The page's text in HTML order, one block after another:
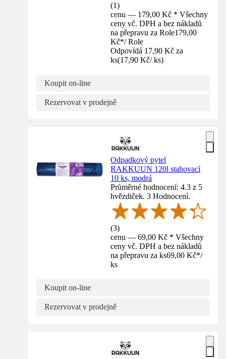
(1)
cenu — 179,00 Kč * Všechny
ceny vč. DPH a bez nákladů
na přepravu za Role179,00
Kč*/ Role
Odpovídá 17,90 Kč za
ks(17,90 Kč/ ks)
Koupit on-line
Rezervovat v prodejně
Odpadkový pytel
RAKKUUN 120l stahovací
10 ks, modrá
Průměrné hodnocení: 4.3 z 5
hvězdiček. 3 Hodnocení.
(3)
cenu — 69,00 Kč * Všechny
ceny vč. DPH a bez nákladů
na přepravu za ks69,00 Kč*/
ks
Koupit on-line
Rezervovat v prodejně